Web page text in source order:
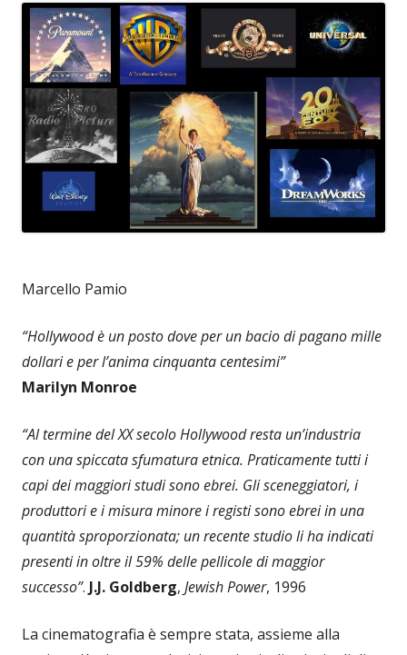
Marcello Pamio
“Hollywood è un posto dove per un bacio di pagano mille
dollari e per l’anima cinquanta centesimi”
Marilyn Monroe
“Al termine del XX secolo Hollywood resta un’industria
con una spiccata sfumatura etnica. Praticamente tutti i
capi dei maggiori studi sono ebrei. Gli sceneggiatori, i
produttori e i misura minore i registi sono ebrei in una
quantità sproporzionata; un recente studio li ha indicati
presenti in oltre il 59% delle pellicole di maggior
successo”. J.J. Goldberg, Jewish Power, 1996
La cinematografia è sempre stata, assieme alla